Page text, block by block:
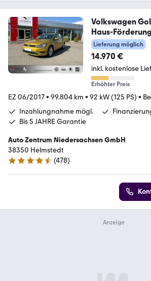
Volkswagen
Haus-
ACC
Lieferung möglich
14.970 €
inkl. kostenlose
Erhöhter Preis
EZ 06/2017• 99.804 km • 92 kW (125 PS) •
Inzahlungnahme mögl.
Bis 5 JAHRE Garantie
Auto Zentrum Niedersachsen GmbH
38350 Helmstedt
4.5 Sterne
(478)